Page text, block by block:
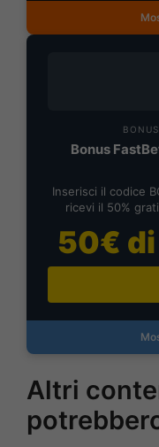
Bonus
Inserisci il codice
ricevi il 50%
50€
Altri